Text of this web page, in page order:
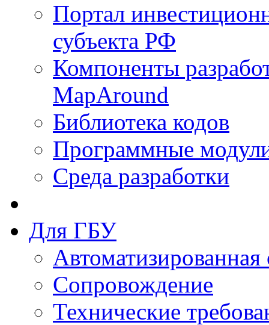
Портал
субъекта РФ
Компоненты
MapAround
Библиотека кодов
Программные
Среда разработки
Для ГБУ
Сопровождение
Технические